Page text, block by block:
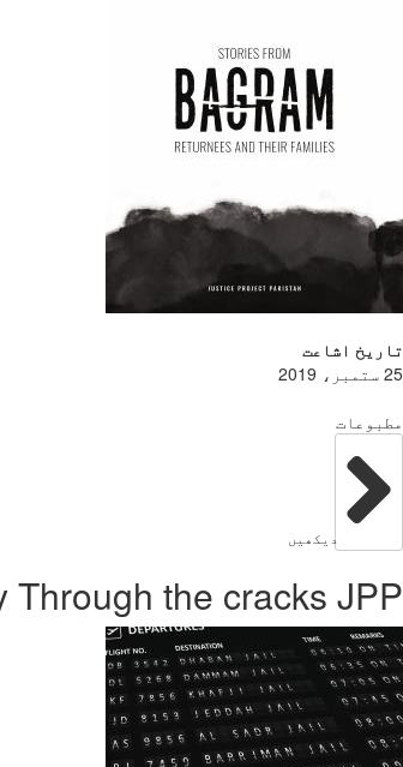
تاریخ اشاعت
25 ستمبر، 2019
مطبوعات
دیکھیں
Through the cracks JPP